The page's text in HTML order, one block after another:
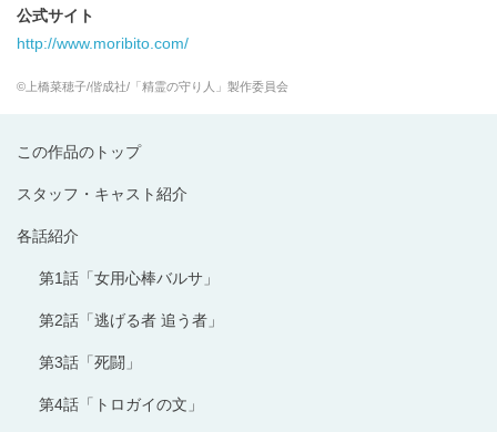
この作品のトップ
スタッフ・キャスト紹介
各話紹介
第1話「女用心棒バルサ」
第2話「逃げる者 追う者」
第3話「死闘」
第4話「トロガイの文」
公式サイト
http://www.moribito.com/
©上橋菜穂子/偕成社/「精霊の守り人」製作委員会